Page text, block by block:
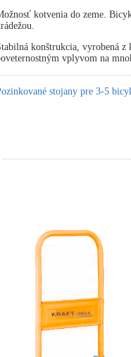
kotvenia do zeme.
konštrukcia, vyrobená
vplyvom na
stojany pre 3-5